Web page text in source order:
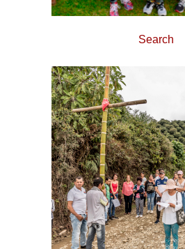
Search